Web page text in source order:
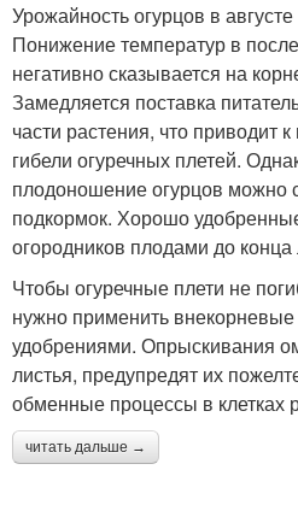
Урожайность огурцов в
Понижение температур в
негативно сказывается на
Замедляется поставка
части растения, что приводит
гибели огуречных плетей.
плодоношение огурцов
подкормок. Хорошо
огородников плодами до конца
Чтобы огуречные плети не
нужно применить
удобрениями. Опрыскивания
листья, предупредят их
обменные процессы в клетках
читать дальше →